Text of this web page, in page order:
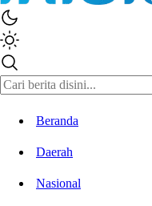
Inisiatif.co
Stay Connected Stay Informed
Beranda
Daerah
Nasional